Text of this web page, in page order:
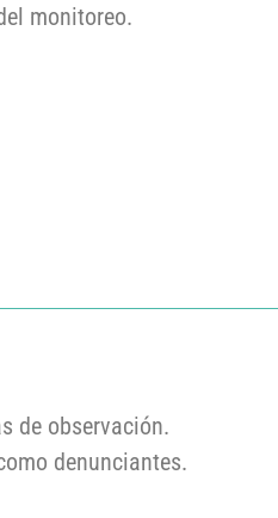
monitoreo.
de observación.
denunciantes.